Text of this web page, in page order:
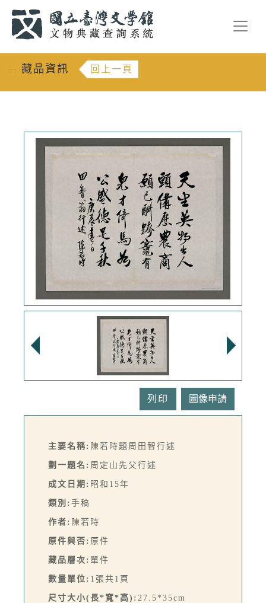
::: 藏品資訊 回上一頁
列印
主要名稱: 陳若時題周田智行述
劃一題名: 周定山先父行述
成文日期: 昭和15年
類別: 手稿
作者: 陳若時
原件與否: 原件
藏品層次: 單件
數量單位: 1張共1頁
尺寸大小(長*寬*高): 27.5*35cm